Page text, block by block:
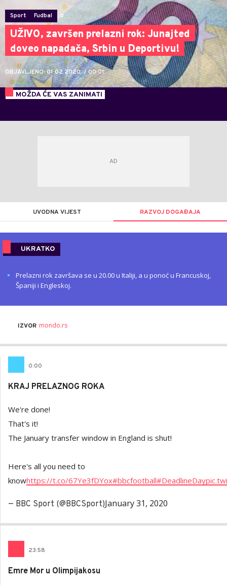
Sport Fudbal 0
UŽIVO, završen prelazni rok: Junajted
doveo napadača, Srbin u Deportivu!
OBJAVLJENO: 01.02.2020. / 00:01
MOŽDA ĆE VAS ZANIMATI
UVODNA VIJEST RAZVOJ DOGAĐAJA
IZVOR mondo.rs
0:00
KRAJ PRELAZNOG ROKA
We're done!
That's it!
The January transfer window in England is shut!
Here's all you need to
knowhttps://t.co/67Ye3fDYox#bbcfootball#DeadlineDay
— BBC Sport (@BBCSport)January 31, 2020
23:58
Emre Mor u Olimpijakosu
UKRATKO
Prelazni rok završava se u 20.00 u Italiji, a u ponoć u Francuskoj,
Španiji i Engleskoj.